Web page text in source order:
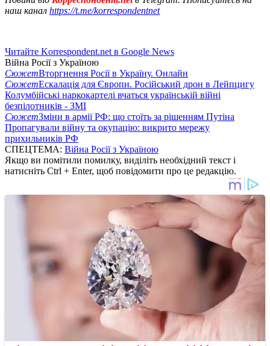
наш канал https://t.me/korrespondentnet
Читайте Korrespondent.net в Google News
Війна Росії з Україною
СюжетВторгнення Росії в Україну. Онлайн
СюжетЕскалація для Європи. Російський дрон в Лейпцигу
Колумбійські наркокартелі вчаться українській війні
безпілотників - ЗМІ
СюжетЗміни в армії РФ: що стоїть за рішенням Путіна
Пропагували війну та окупацію: викрито мережу
прихильників РФ
СПЕЦТЕМА: Війна Росії з Україною
Якщо ви помітили помилку, виділіть необхідний текст і
натисніть Ctrl + Enter, щоб повідомити про це редакцію.